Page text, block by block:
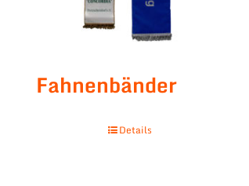
Fahnenbänder
Details